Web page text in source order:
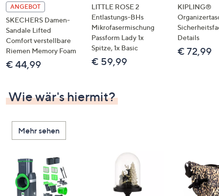
ANGEBOT
SKECHERS Damen-
Sandale Lifted
Comfort verstellbare
Riemen Memory Foam
€ 44,99
LITTLE ROSE 2
Entlastungs-BHs
Mikrofasermischung
Passform Lady 1x
Spitze, 1x Basic
€ 59,99
KIPLING®
Details
€ 72,99
Wie wär's hiermit?
Mehr sehen